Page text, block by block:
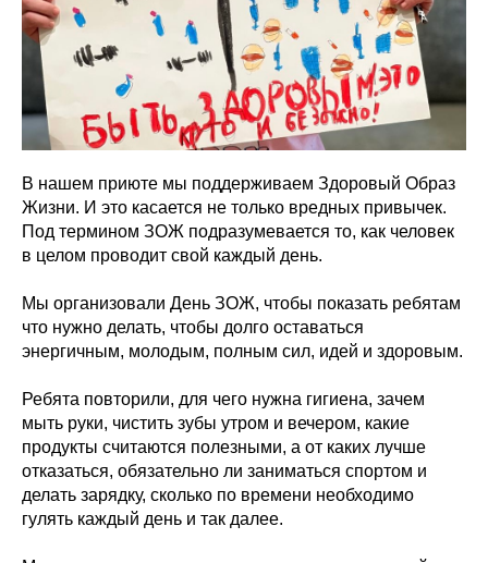
В нашем приюте мы поддерживаем Здоровый Образ
Жизни. И это касается не только вредных привычек.
Под термином ЗОЖ подразумевается то, как человек
в целом проводит свой каждый день.
Мы организовали День ЗОЖ, чтобы показать ребятам
что нужно делать, чтобы долго оставаться
энергичным, молодым, полным сил, идей и здоровым.
Ребята повторили, для чего нужна гигиена, зачем
мыть руки, чистить зубы утром и вечером, какие
продукты считаются полезными, а от каких лучше
отказаться, обязательно ли заниматься спортом и
делать зарядку, сколько по времени необходимо
гулять каждый день и так далее.